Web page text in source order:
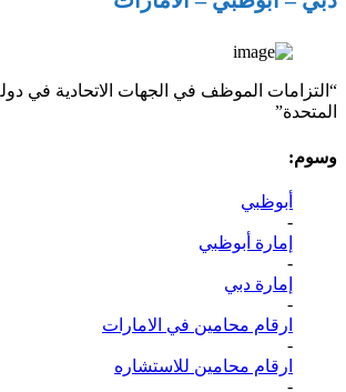
“التزامات الموظف في الجهات الاتحادية في
المتحدة”
وسوم:
أبوظبي
-
إمارة أبوظبي
-
إمارة دبي
-
ارقام محامين في الامارات
-
ارقام محامين للاستشاره
-